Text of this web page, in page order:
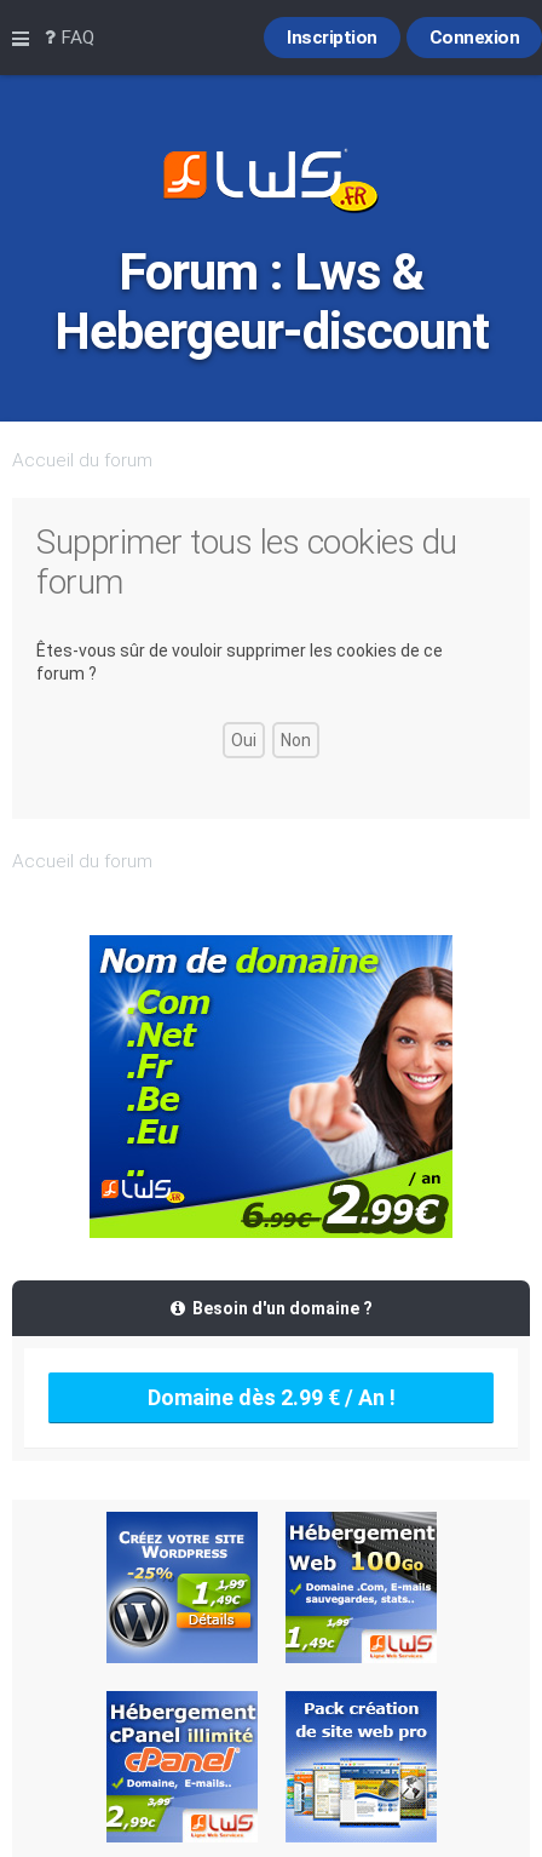
Raccourcis
FAQ Connexion
Inscription
Forum : Lws &
Hebergeur-discount
Accueil du forum
Supprimer tous les cookies du
forum
Êtes-vous sûr de vouloir supprimer les cookies de ce
forum ?
Accueil du forum
Besoin d'un domaine ?
Domaine dès 2.99 € / An !